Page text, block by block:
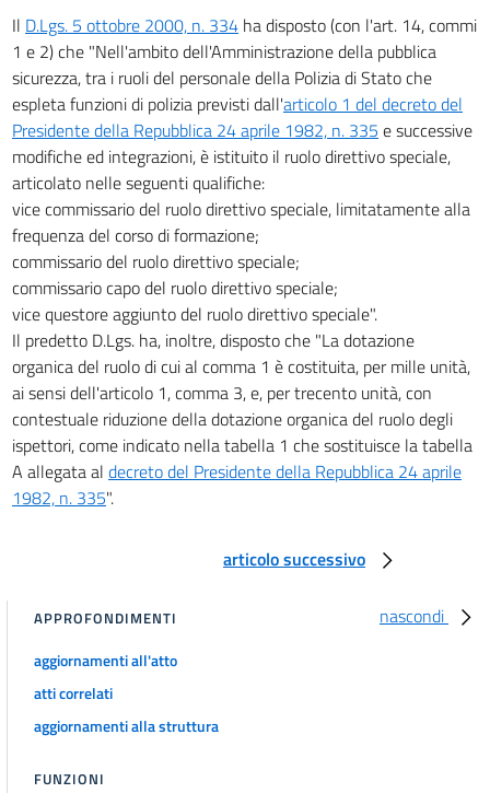
27 quinquies
28
28 bis
29
30
31
31.1
31 bis
31 ter
31 quater
31 quinquies
Capo VI
32
33
34
37
38
39
40
41
Il D.Lgs. 5 ottobre 2000, n. 334 ha disposto (con l'art. 14, commi
1 e 2) che "Nell'ambito dell'Amministrazione della pubblica
sicurezza, tra i ruoli del personale della Polizia di Stato che
espleta funzioni di polizia previsti dall'articolo 1 del decreto del
Presidente della Repubblica 24 aprile 1982, n. 335 e successive
modifiche ed integrazioni, è istituito il ruolo direttivo speciale,
articolato nelle seguenti qualifiche:
vice commissario del ruolo direttivo speciale, limitatamente alla
frequenza del corso di formazione;
commissario del ruolo direttivo speciale;
commissario capo del ruolo direttivo speciale;
vice questore aggiunto del ruolo direttivo speciale".
Il predetto D.Lgs. ha, inoltre, disposto che "La dotazione
organica del ruolo di cui al comma 1 è costituita, per mille unità,
ai sensi dell'articolo 1, comma 3, e, per trecento unità, con
contestuale riduzione della dotazione organica del ruolo degli
ispettori, come indicato nella tabella 1 che sostituisce la tabella
A allegata al decreto del Presidente della Repubblica 24 aprile
1982, n. 335".
articolo successivo
nascondi
APPROFONDIMENTI
aggiornamenti all'atto
atti correlati
aggiornamenti alla struttura
FUNZIONI